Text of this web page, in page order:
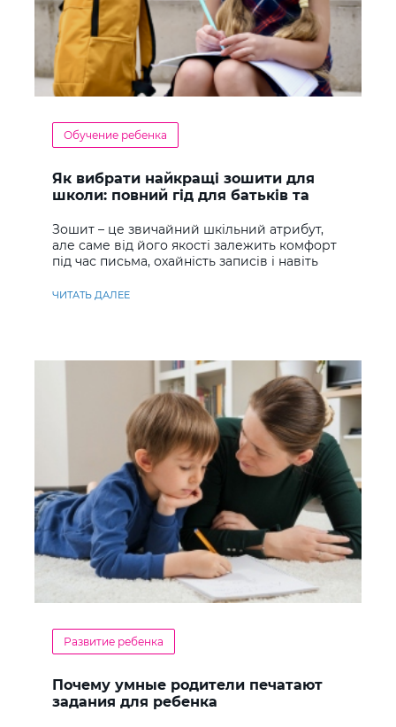
Обучение ребенка
Як вибрати найкращі зошити для
школи: повний гід для батьків та
Зошит – це звичайний шкільний атрибут,
але саме від його якості залежить комфорт
під час письма, охайність записів і навіть
ЧИТАТЬ ДАЛЕЕ
Развитие ребенка
Почему умные родители печатают
задания для ребенка